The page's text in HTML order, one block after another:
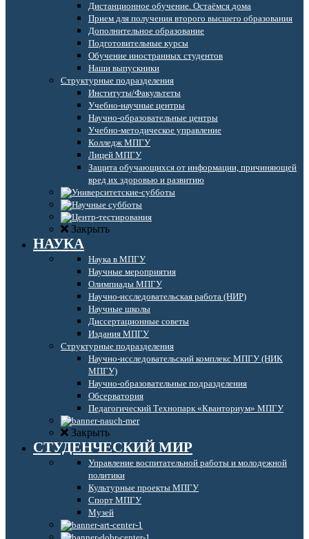
Дистанционное обучение. Остаёмся дома
Прием для получения второго высшего образования
Дополнительное образование
Подготовительные курсы
Обучение иностранных студентов
Наши выпускники
Структурные подразделения
Институты/Факультеты
Учебно-научные центры
Научно-образовательные центры
Учебно-методическое управление
Колледж МПГУ
Лицей МПГУ
Защита обучающихся от информации, причиняющей
вред их здоровью и развитию
Закрыть
НАУКА
Наука в МПГУ
Научные мероприятия
Олимпиады МПГУ
Научно-исследовательская работа (НИР)
Научные школы
Диссертационные советы
Издания МПГУ
Структурные подразделения
Научно-исследовательский комплекс МПГУ (НИК
МПГУ)
Научно-образовательные подразделения
Обсерватория
Педагогический Технопарк «Кванториум» МПГУ
Закрыть
СТУДЕНЧЕСКИЙ МИР
Управление воспитательной работы и молодежной
политики
Культурные проекты МПГУ
Спорт МПГУ
Музей